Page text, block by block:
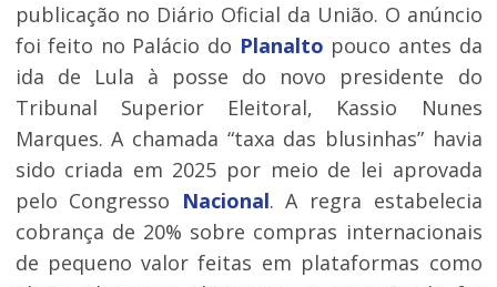
publicação no Diário Oficial da União. O anúncio
foi feito no Palácio do Planalto pouco antes da
ida de Lula à posse do novo presidente do
Tribunal Superior Eleitoral, Kassio Nunes
Marques. A chamada “taxa das blusinhas” havia
sido criada em 2025 por meio de lei aprovada
pelo Congresso Nacional. A regra estabelecia
cobrança de 20% sobre compras internacionais
de pequeno valor feitas em plataformas como